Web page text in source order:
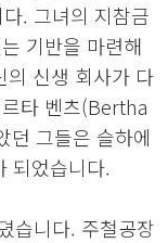
. 그녀의 지참금
기반을 마련해
의 신생 회사가 다
타 벤츠(Bertha
던 그들은 슬하에
되었습니다.
습니다. 주철공장